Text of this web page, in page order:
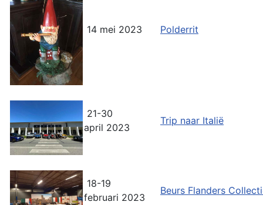
14 mei 2023 Polderrit
21-30
april 2023
Trip naar Italië
18-19
februari 2023
Beurs Flanders